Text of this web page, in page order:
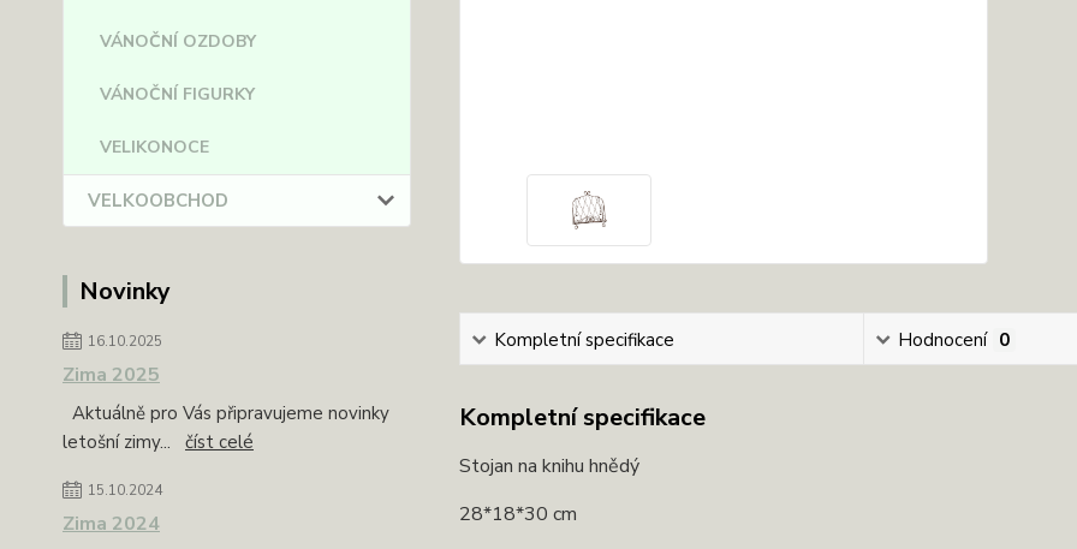
VÁNOČNÍ OZDOBY
VÁNOČNÍ FIGURKY
VELIKONOCE
VELKOOBCHOD
Novinky
16.10.2025
Zima 2025
Aktuálně pro Vás připravujeme novinky
letošní zimy... číst celé
15.10.2024
Zima 2024
Kompletní specifikace Hodnocení 0
Kompletní specifikace
Stojan na knihu hnědý
28*18*30 cm